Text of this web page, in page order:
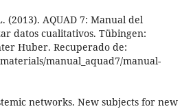
(2013). AQUAD 7: Manual del
datos cualitativos. Tübingen:
Huber. Recuperado de:
manual_aquad7/manual-
networks. New subjects for new